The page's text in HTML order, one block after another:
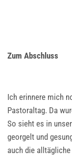
Zum Abschluss
Ich erinnere mich
Pastoraltag. Da
So sieht es in
georgelt und
auch die